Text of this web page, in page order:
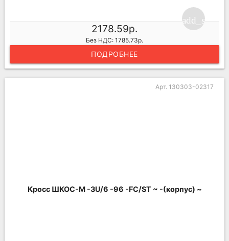
2178.59р.
Без НДС: 1785.73р.
ПОДРОБНЕЕ
Арт. 130303-02317
Кросс ШКОС-М -3U/6 -96 -FC/ST ~ -(корпус) ~